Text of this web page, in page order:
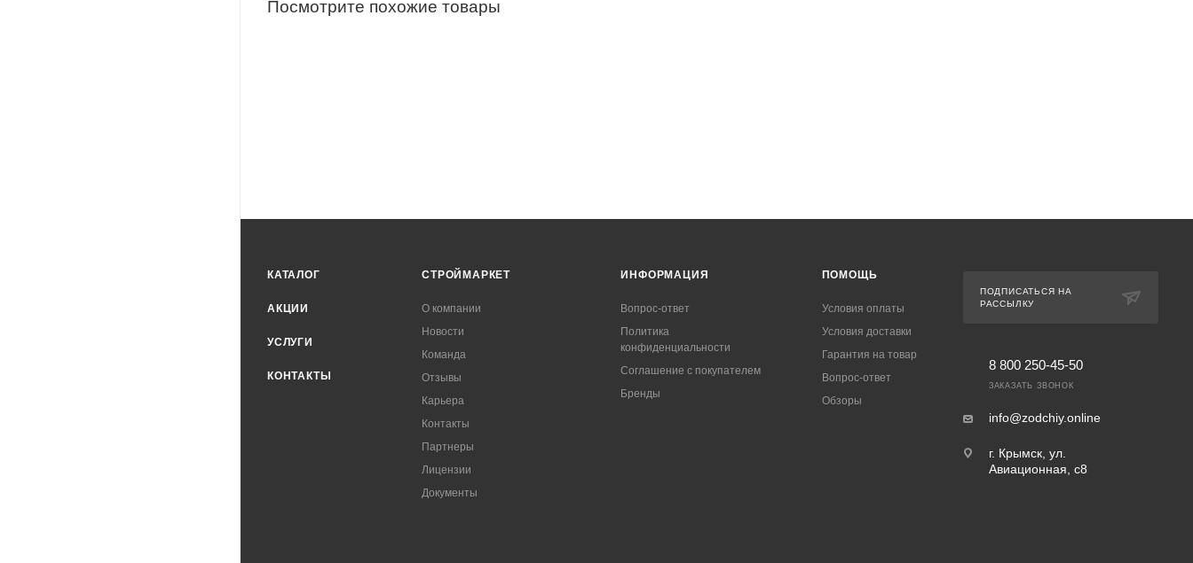
Посмотрите похожие товары
КАТАЛОГ
АКЦИИ
УСЛУГИ
КОНТАКТЫ
СТРОЙМАРКЕТ
О компании
Новости
Команда
Отзывы
Карьера
Контакты
Партнеры
Лицензии
Документы
ИНФОРМАЦИЯ
Вопрос-ответ
Политика
конфиденциальности
Соглашение с покупателем
Бренды
ПОМОЩЬ
Условия оплаты
Условия доставки
Гарантия на товар
Вопрос-ответ
Обзоры
ПОДПИСАТЬСЯ НА
РАССЫЛКУ
8 800 250-45-50
ЗАКАЗАТЬ ЗВОНОК
info@zodchiy.online
г. Крымск, ул.
Авиационная, с8